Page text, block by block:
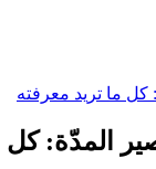
كل ما تريد معرفته
المدّة: كل